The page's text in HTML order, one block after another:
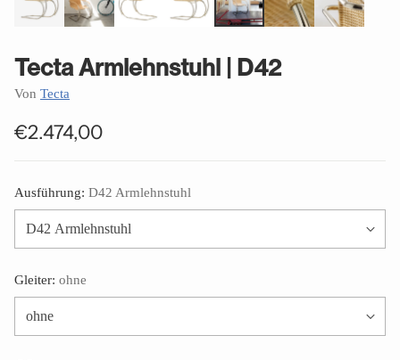
Tecta Armlehnstuhl | D42
Von Tecta
Normaler
€2.474,00
Ausführung: D42 Armlehnstuhl
Gleiter: ohne